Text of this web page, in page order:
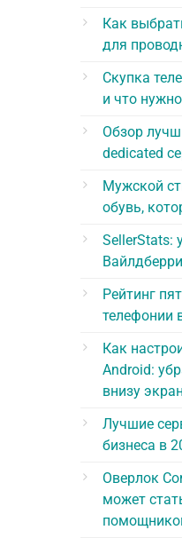
Как
для
Скупка
и что
Обзор
dedicated
Мужской
обувь,
SellerStats:
Рейтинг
телефонии
Как
Android:
внизу
Лучшие
бизнеса в
Оверлок
может